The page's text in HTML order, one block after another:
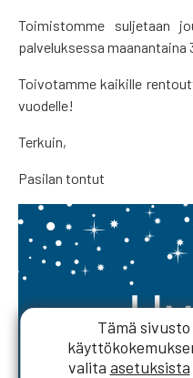
Toimistomme suljetaan
palveluksessa maanantaina
Toivotamme kaikille
vuodelle!
Terkuin,
Pasilan tontut
Tämä
valita asetuksista